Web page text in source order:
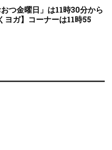
つ金曜日」は11時30分から
ヨガ】コーナーは11時55